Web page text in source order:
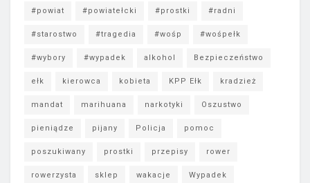
#powiat #powiatełcki #prostki #radni
#starostwo #tragedia #wośp #wośpełk
#wybory #wypadek alkohol Bezpieczeństwo
ełk kierowca kobieta KPP Ełk kradzież
mandat marihuana narkotyki Oszustwo
pieniądze pijany Policja pomoc
poszukiwany prostki przepisy rower
rowerzysta sklep wakacje Wypadek